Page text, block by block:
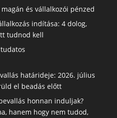
és vállalkozói pénzed
indítása: 4 dolog,
tudnod kell
határideje: 2026. július
el beadás előtt
honnan induljak?
hanem hogy nem tudod,